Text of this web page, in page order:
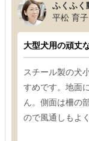
ふくふ
平松 育子
大型犬用の頑丈
スチール製の犬
すめです。地面
ん。側面は柵の
ので風通しもよ